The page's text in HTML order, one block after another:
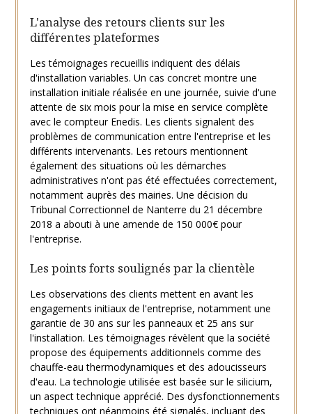
L'analyse des retours clients sur les
différentes plateformes
Les témoignages recueillis indiquent des délais
d'installation variables. Un cas concret montre une
installation initiale réalisée en une journée, suivie d'une
attente de six mois pour la mise en service complète
avec le compteur Enedis. Les clients signalent des
problèmes de communication entre l'entreprise et les
différents intervenants. Les retours mentionnent
également des situations où les démarches
administratives n'ont pas été effectuées correctement,
notamment auprès des mairies. Une décision du
Tribunal Correctionnel de Nanterre du 21 décembre
2018 a abouti à une amende de 150 000€ pour
l'entreprise.
Les points forts soulignés par la clientèle
Les observations des clients mettent en avant les
engagements initiaux de l'entreprise, notamment une
garantie de 30 ans sur les panneaux et 25 ans sur
l'installation. Les témoignages révèlent que la société
propose des équipements additionnels comme des
chauffe-eau thermodynamiques et des adoucisseurs
d'eau. La technologie utilisée est basée sur le silicium,
un aspect technique apprécié. Des dysfonctionnements
techniques ont néanmoins été signalés, incluant des